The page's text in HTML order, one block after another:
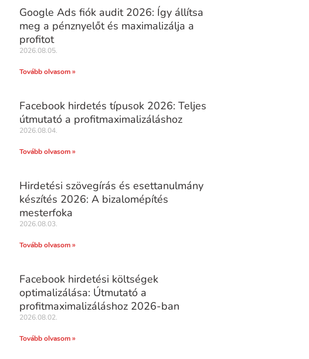
Google Ads fiók audit 2026: Így állítsa
meg a pénznyelőt és maximalizálja a
profitot
2026.08.05.
Tovább olvasom »
Facebook hirdetés típusok 2026: Teljes
útmutató a profitmaximalizáláshoz
2026.08.04.
Tovább olvasom »
Hirdetési szövegírás és esettanulmány
készítés 2026: A bizalomépítés
mesterfoka
2026.08.03.
Tovább olvasom »
Facebook hirdetési költségek
optimalizálása: Útmutató a
profitmaximalizáláshoz 2026-ban
2026.08.02.
Tovább olvasom »